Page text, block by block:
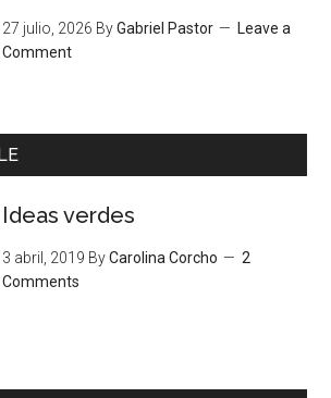
27 julio, 2026 ByGabriel Pastor
Leave a
Comment
Ideas verdes
3 abril, 2019 ByCarolina Corcho
2
Comments